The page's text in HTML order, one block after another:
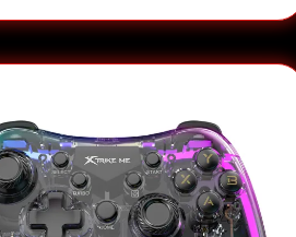
חוטיות
GH-
בצבע
שחור